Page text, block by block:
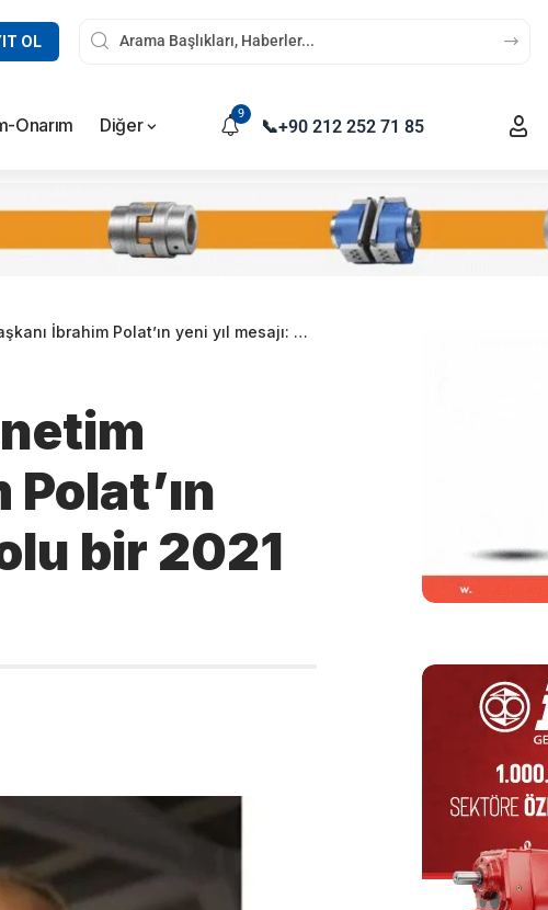
OL
Onarım Diğer
9
📞+90 212 252 71 85
yeni yıl mesajı: Umut dolu bir 2021 yılı…
bir 2021